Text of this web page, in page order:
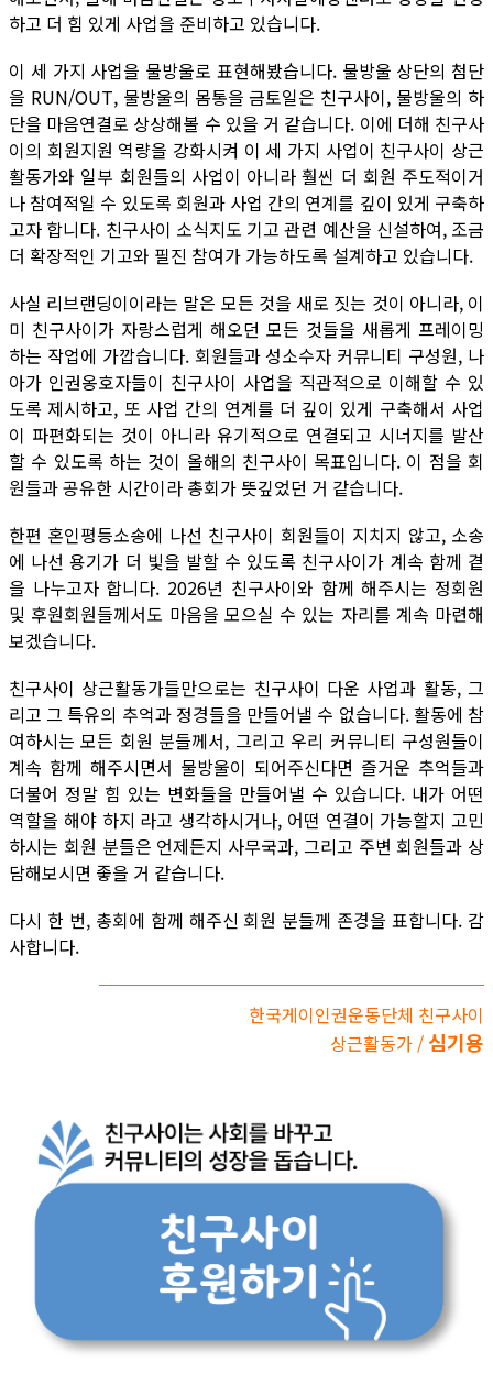
하고 더 힘 있게 사업을 준비하고 있습니다.
이 세 가지 사업을 물방울로 표현해봤습니다. 물방울 상단의 첨단
을 RUN/OUT, 물방울의 몸통을 금토일은 친구사이, 물방울의 하
단을 마음연결로 상상해볼 수 있을 거 같습니다. 이에 더해 친구사
이의 회원지원 역량을 강화시켜 이 세 가지 사업이 친구사이 상근
활동가와 일부 회원들의 사업이 아니라 훨씬 더 회원 주도적이거
나 참여적일 수 있도록 회원과 사업 간의 연계를 깊이 있게 구축하
고자 합니다. 친구사이 소식지도 기고 관련 예산을 신설하여, 조금
더 확장적인 기고와 필진 참여가 가능하도록 설계하고 있습니다.
사실 리브랜딩이이라는 말은 모든 것을 새로 짓는 것이 아니라, 이
미 친구사이가 자랑스럽게 해오던 모든 것들을 새롭게 프레이밍
하는 작업에 가깝습니다. 회원들과 성소수자 커뮤니티 구성원, 나
아가 인권옹호자들이 친구사이 사업을 직관적으로 이해할 수 있
도록 제시하고, 또 사업 간의 연계를 더 깊이 있게 구축해서 사업
이 파편화되는 것이 아니라 유기적으로 연결되고 시너지를 발산
할 수 있도록 하는 것이 올해의 친구사이 목표입니다. 이 점을 회
원들과 공유한 시간이라 총회가 뜻깊었던 거 같습니다.
한편 혼인평등소송에 나선 친구사이 회원들이 지치지 않고, 소송
에 나선 용기가 더 빛을 발할 수 있도록 친구사이가 계속 함께 곁
을 나누고자 합니다. 2026년 친구사이와 함께 해주시는 정회원
및 후원회원들께서도 마음을 모으실 수 있는 자리를 계속 마련해
보겠습니다.
친구사이 상근활동가들만으로는 친구사이 다운 사업과 활동, 그
리고 그 특유의 추억과 정경들을 만들어낼 수 없습니다. 활동에 참
여하시는 모든 회원 분들께서, 그리고 우리 커뮤니티 구성원들이
계속 함께 해주시면서 물방울이 되어주신다면 즐거운 추억들과
더불어 정말 힘 있는 변화들을 만들어낼 수 있습니다. 내가 어떤
역할을 해야 하지 라고 생각하시거나, 어떤 연결이 가능할지 고민
하시는 회원 분들은 언제든지 사무국과, 그리고 주변 회원들과 상
담해보시면 좋을 거 같습니다.
다시 한 번, 총회에 함께 해주신 회원 분들께 존경을 표합니다. 감
사합니다.
한국게이인권운동단체 친구사이
상근활동가 / 심기용